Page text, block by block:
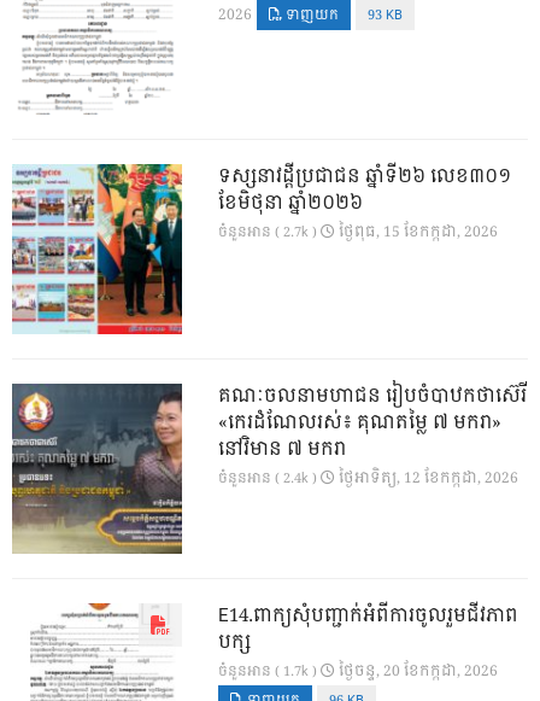
2026 ទាញយក 93 KB
ទស្សនាវដ្ដីប្រជាជន ឆ្នាំទី២៦ លេខ៣០១
ខែមិថុនា ឆ្នាំ២០២៦
ចំនួនអាន ( 2.7k ) ថ្ងៃ​ពុធ, 15 ខែ​កក្កដា, 2026
គណៈចលនាមហាជន រៀបចំបាឋកថាស៊េរី
«កេរដំណែលរស់៖ គុណតម្លៃ ៧ មករា»
នៅវិមាន ៧ មករា
ចំនួនអាន ( 2.4k ) ថ្ងៃ​អាទិត្យ, 12 ខែ​កក្កដា, 2026
E14.ពាក្យសុំបញ្ជាក់អំពីការចូលរួមជីវភាព
បក្ស
ចំនួនអាន ( 1.7k ) ថ្ងៃ​ចន្ទ, 20 ខែ​កក្កដា, 2026